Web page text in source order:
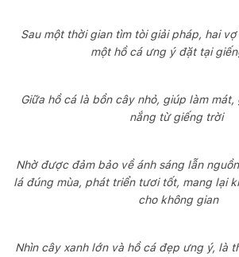
Sau một thời gian tìm tòi giải pháp, hai
một hồ cá ưng ý đặt tại
Giữa hồ cá là bồn cây nhỏ, giúp làm mát,
nắng từ giếng trời
Nhờ được đảm bảo về ánh sáng lẫn
lá đúng mùa, phát triển tươi tốt, mang lại
cho không gian
Nhìn cây xanh lớn và hồ cá đẹp ưng ý, là